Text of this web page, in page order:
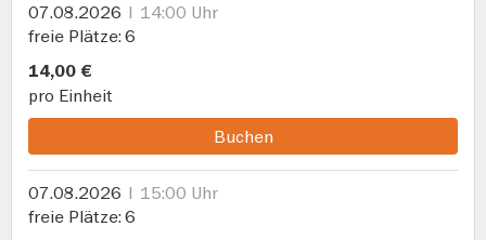
07.08.2026
14:00 Uhr
freie Plätze 6
14,00 €
pro Einheit
Buchen
07.08.2026
15:00 Uhr
freie Plätze 6